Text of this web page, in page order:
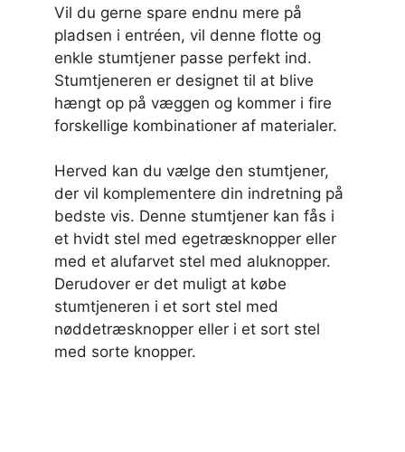
Vil du gerne spare endnu mere på
pladsen i entréen, vil denne flotte og
enkle stumtjener passe perfekt ind.
Stumtjeneren er designet til at blive
hængt op på væggen og kommer i fire
forskellige kombinationer af materialer.
Herved kan du vælge den stumtjener,
der vil komplementere din indretning på
bedste vis. Denne stumtjener kan fås i
et hvidt stel med egetræsknopper eller
med et alufarvet stel med aluknopper.
Derudover er det muligt at købe
stumtjeneren i et sort stel med
nøddetræsknopper eller i et sort stel
med sorte knopper.